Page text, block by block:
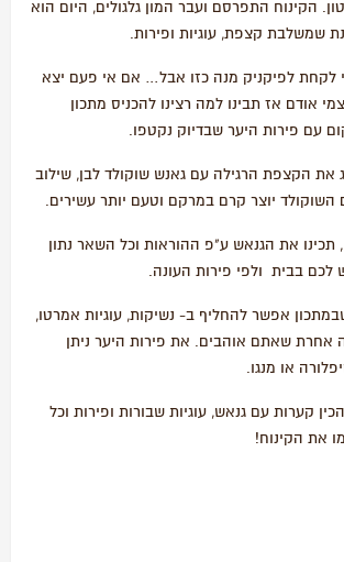
הקינוח התפרסם ועבר המון גלגולים, היום הוא
שמשלבת קצפת, עוגיות ופירות.
לקחת לפיקניק מנה כזו אבל… אם אי פעם יצא
אודם אז תבינו למה רצינו להכניס מתכון
עם פירות היער שבדיוק נקטפו.
את הקצפת הרגילה עם גאנש שוקולד לבן, שילוב
יוצר קרם במרקם וטעם יותר עשירים.
זה מתכון free style , תכינו את הגנאש ע"פ ההוראות וכל השאר נתון
לכם בבית ולפי פירות העונה.
אפשר להחליף ב- נשיקות, עוגיות אמרטו,
אחרת שאתם אוהבים. את פירות היער ניתן
או מנגו.
קערות עם גנאש, עוגיות שבורות ופירות וכל
את הקינוח!